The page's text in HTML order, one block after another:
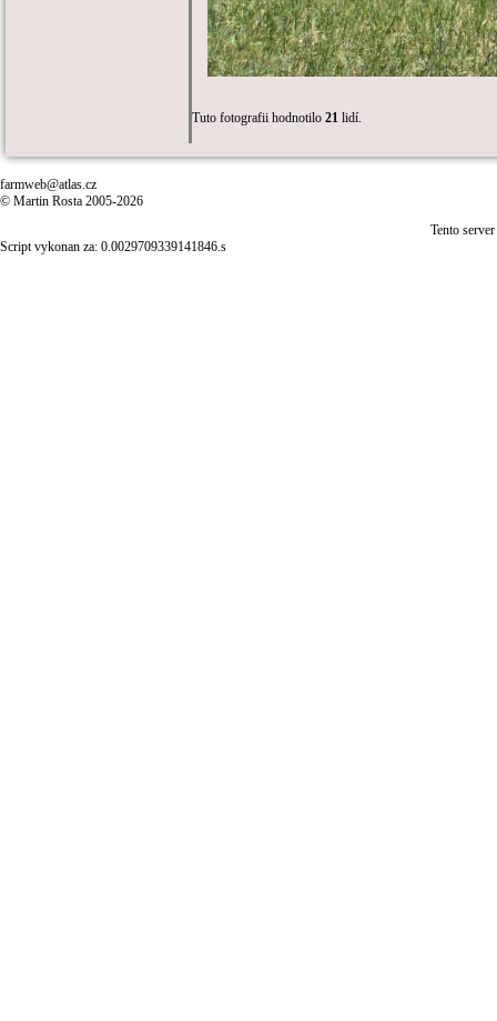
Tuto fotografii hodnotilo 21 lidí.
farmweb@atlas.cz
© Martin Rosta 2005-2026
Tento
Script vykonan za: 0.0029709339141846.s